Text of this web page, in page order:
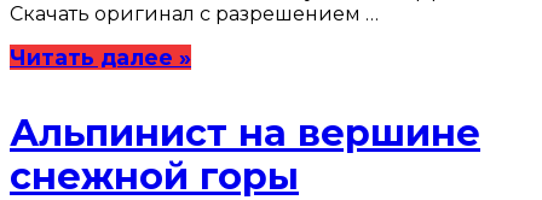
Скачать оригинал с разрешением …
Читать далее »
Альпинист на вершине
снежной горы